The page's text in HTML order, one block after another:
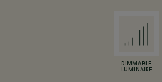
DIMMABLE
LUMINAIRE